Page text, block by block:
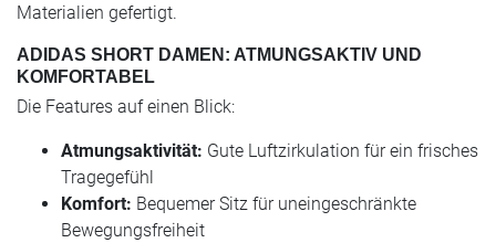
Materialien gefertigt.
ADIDAS SHORT DAMEN: ATMUNGSAKTIV UND
KOMFORTABEL
Die Features auf einen Blick:
Atmungsaktivität: Gute Luftzirkulation für ein frisches
Tragegefühl
Komfort: Bequemer Sitz für uneingeschränkte
Bewegungsfreiheit